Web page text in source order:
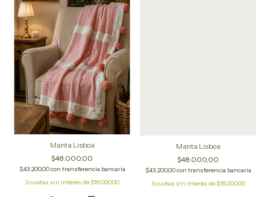
Manta Lisboa
$48.000,00
$43.200,00con transferencia bancaria
3cuotas sin interés de $16.000,00
Manta Lisboa
$48.000,00
$43.200,00con transferencia bancaria
3cuotas sin interés de $16.000,00